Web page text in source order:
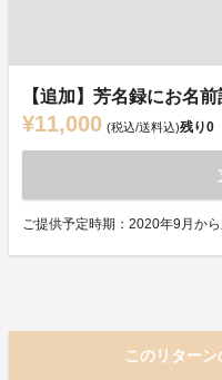
【追加】芳名録にお名
¥11,000 (税込/送料込)残り0
ご提供予定時期：2020年9月か
このリター